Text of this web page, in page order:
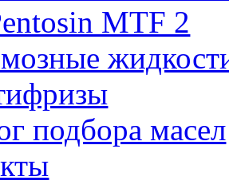
MTF 2
подбора масел